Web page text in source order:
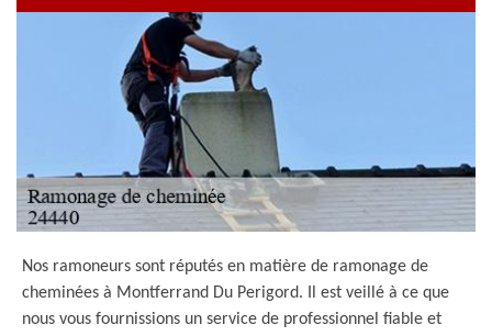
Nos ramoneurs sont réputés en matière de ramonage de
cheminées à Montferrand Du Perigord. Il est veillé à ce que
nous vous fournissions un service de professionnel fiable et